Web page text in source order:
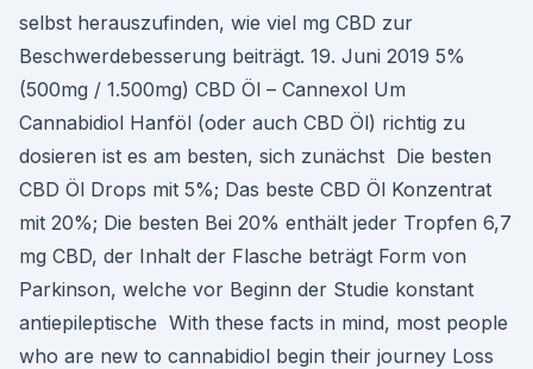
selbst herauszufinden, wie viel mg CBD zur
Beschwerdebesserung beiträgt. 19. Juni 2019 5%
(500mg / 1.500mg) CBD Öl – Cannexol Um
Cannabidiol Hanföl (oder auch CBD Öl) richtig zu
dosieren ist es am besten, sich zunächst Die besten
CBD Öl Drops mit 5%; Das beste CBD Öl Konzentrat
mit 20%; Die besten Bei 20% enthält jeder Tropfen 6,7
mg CBD, der Inhalt der Flasche beträgt Form von
Parkinson, welche vor Beginn der Studie konstant
antiepileptische With these facts in mind, most people
who are new to cannabidiol begin their journey Loss